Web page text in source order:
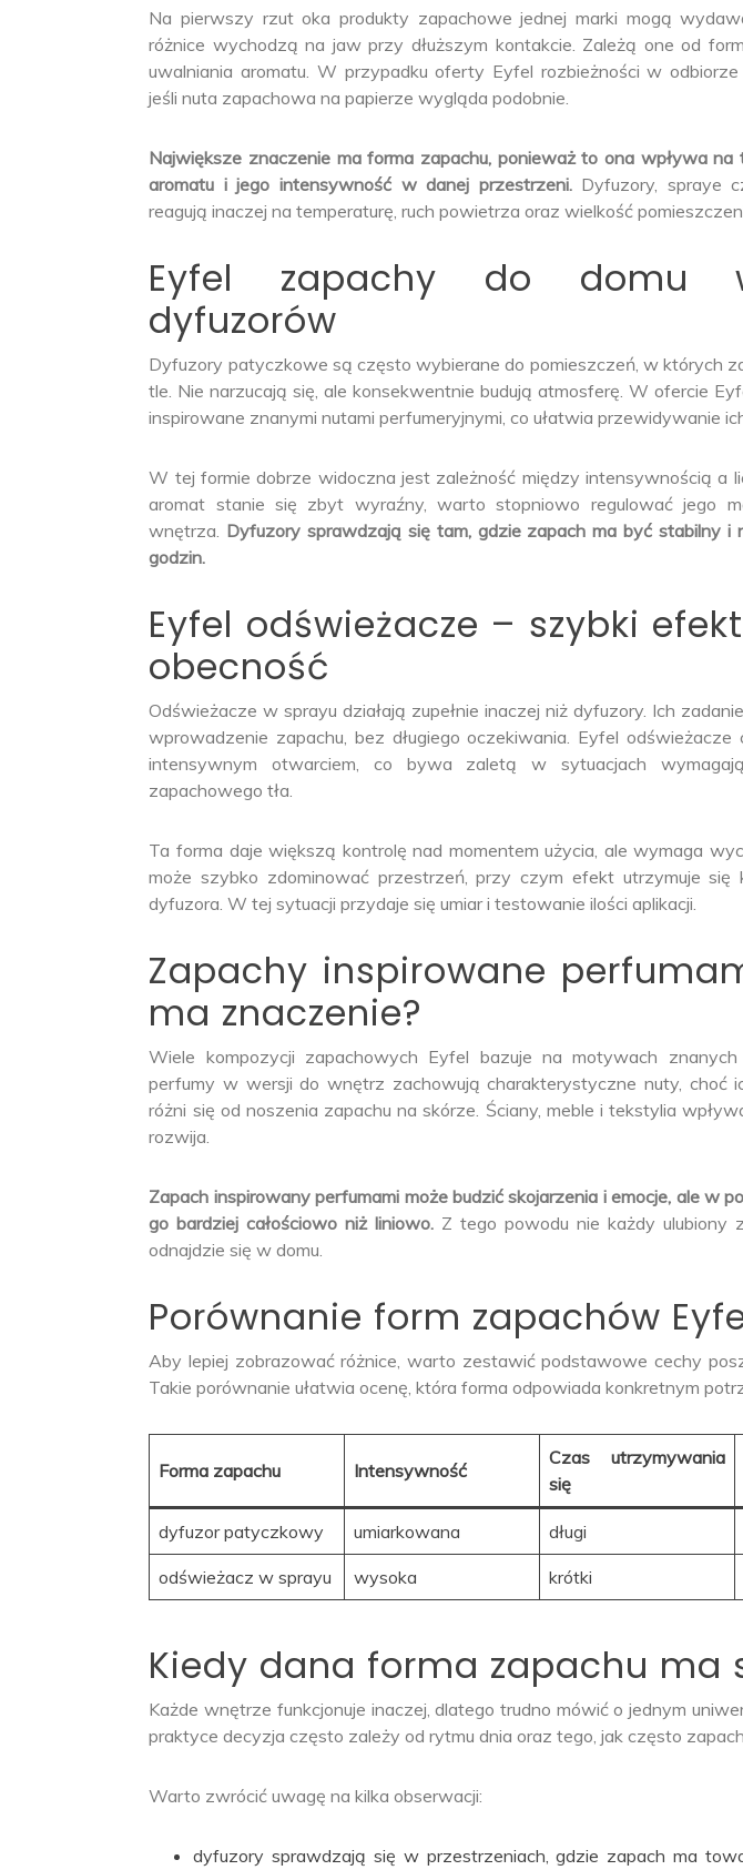
Na pierwszy rzut oka produkty zapachowe jednej marki mogą
różnice wychodzą na jaw przy dłuższym kontakcie. Zależą one od
uwalniania aromatu. W przypadku oferty Eyfel rozbieżności w
jeśli nuta zapachowa na papierze wygląda podobnie.
Największe znaczenie ma forma zapachu, ponieważ to ona wpływa na
aromatu i jego intensywność w danej przestrzeni.Dyfuzory, spraye
reagują inaczej na temperaturę, ruch powietrza oraz wielkość
Eyfel zapachy do domu
dyfuzorów
Dyfuzory patyczkowe są często wybierane do pomieszczeń, w których
tle. Nie narzucają się, ale konsekwentnie budują atmosferę. W ofercie
inspirowane znanymi nutami perfumeryjnymi, co ułatwia przewidywanie
W tej formie dobrze widoczna jest zależność między intensywnością a
aromat stanie się zbyt wyraźny, warto stopniowo regulować jego
wnętrza. Dyfuzory sprawdzają się tam, gdzie zapach ma być stabilny i
godzin.
Eyfel odświeżacze – szybki
obecność
Odświeżacze w sprayu działają zupełnie inaczej niż dyfuzory. Ich
wprowadzenie zapachu, bez długiego oczekiwania. Eyfel odświeżacze
intensywnym otwarciem, co bywa zaletą w sytuacjach
zapachowego tła.
Ta forma daje większą kontrolę nad momentem użycia, ale wymaga
może szybko zdominować przestrzeń, przy czym efekt utrzymuje się
dyfuzora. W tej sytuacji przydaje się umiar i testowanie ilości aplikacji.
Zapachy inspirowane
ma znaczenie?
Wiele kompozycji zapachowych Eyfel bazuje na motywach
perfumy w wersji do wnętrz zachowują charakterystyczne nuty, choć
różni się od noszenia zapachu na skórze. Ściany, meble i tekstylia
rozwija.
Zapach inspirowany perfumami może budzić skojarzenia i emocje, ale w
go bardziej całościowo niż liniowo. Z tego powodu nie każdy ulubiony
odnajdzie się w domu.
Porównanie form zapachów
Aby lepiej zobrazować różnice, warto zestawić podstawowe cechy
Takie porównanie ułatwia ocenę, która forma odpowiada konkretnym
Forma zapachu Intensywność
Czas utrzymywania
się
dyfuzor patyczkowy umiarkowana długi
odświeżacz w sprayu wysoka krótki
Kiedy dana forma zapachu ma
Każde wnętrze funkcjonuje inaczej, dlatego trudno mówić o jednym
praktyce decyzja często zależy od rytmu dnia oraz tego, jak często
Warto zwrócić uwagę na kilka obserwacji:
dyfuzory sprawdzają się w przestrzeniach, gdzie zapach ma